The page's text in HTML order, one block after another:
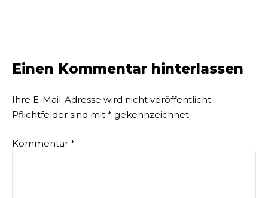
Einen Kommentar hinterlassen
Ihre E-Mail-Adresse wird nicht veröffentlicht.
Pflichtfelder sind mit * gekennzeichnet
Kommentar *